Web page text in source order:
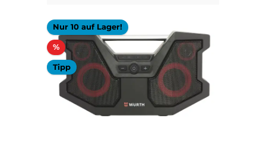
Nur 10 auf Lager!
%Rabatt
Tipp